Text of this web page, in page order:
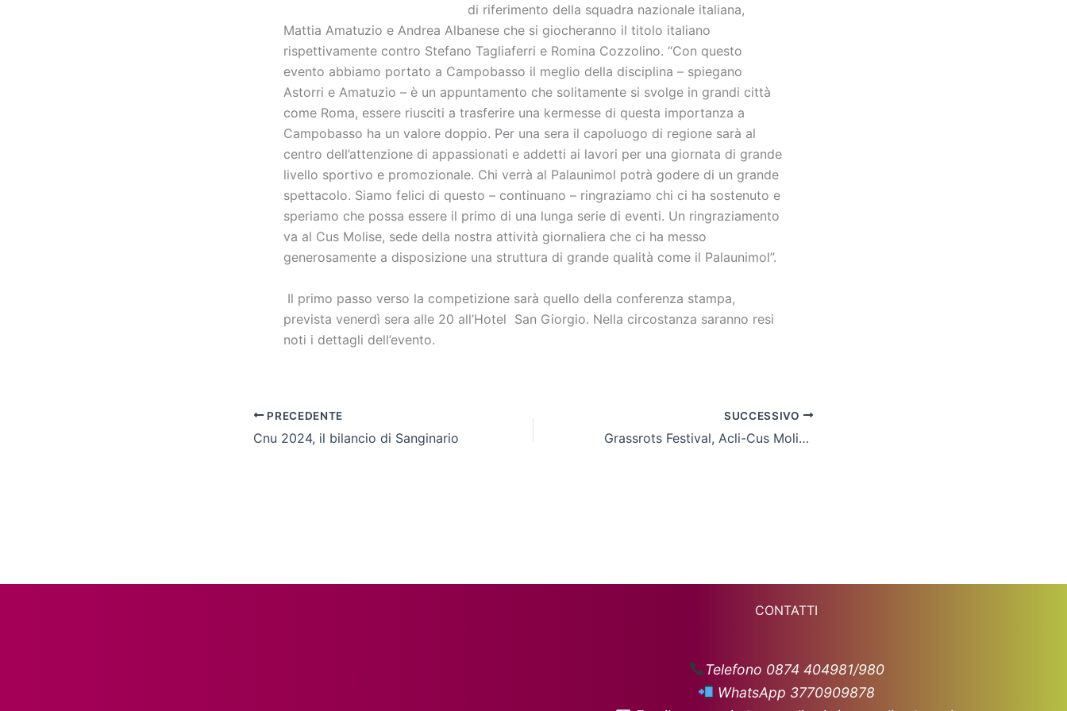
di riferimento della squadra nazionale italiana,
Mattia Amatuzio e Andrea Albanese che si giocheranno il titolo italiano
rispettivamente contro Stefano Tagliaferri e Romina Cozzolino. “Con questo
evento abbiamo portato a Campobasso il meglio della disciplina – spiegano
Astorri e Amatuzio – è un appuntamento che solitamente si svolge in grandi città
come Roma, essere riusciti a trasferire una kermesse di questa importanza a
Campobasso ha un valore doppio. Per una sera il capoluogo di regione sarà al
centro dell’attenzione di appassionati e addetti ai lavori per una giornata di grande
livello sportivo e promozionale. Chi verrà al Palaunimol potrà godere di un grande
spettacolo. Siamo felici di questo – continuano – ringraziamo chi ci ha sostenuto e
speriamo che possa essere il primo di una lunga serie di eventi. Un ringraziamento
va al Cus Molise, sede della nostra attività giornaliera che ci ha messo
generosamente a disposizione una struttura di grande qualità come il Palaunimol”.
Il primo passo verso la competizione sarà quello della conferenza stampa,
prevista venerdì sera alle 20 all’Hotel San Giorgio. Nella circostanza saranno resi
noti i dettagli dell’evento.
PRECEDENTE
Cnu 2024, il bilancio di Sanginario
SUCCESSIVO
Grassrots Festival, Acli-Cus Molise in festa con la squadra Pulcini Futsal
CONTATTI
Telefono 0874 404981/980
WhatsApp 3770909878